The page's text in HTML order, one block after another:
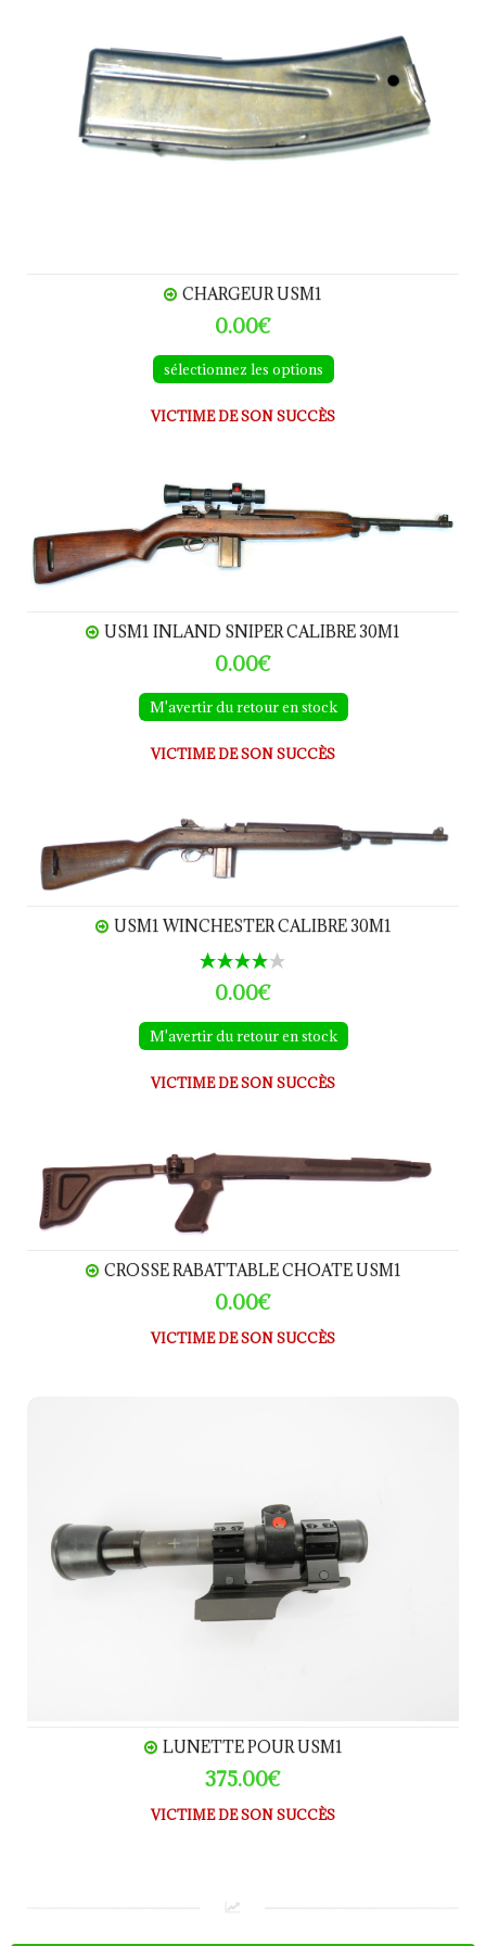
CHARGEUR USM1
0.00€
sélectionnez les options
VICTIME DE SON SUCCÈS
USM1 INLAND Sniper calibre 30M1
USM1 INLAND SNIPER CALIBRE 30M1
0.00€
M'avertir du retour en stock
VICTIME DE SON SUCCÈS
USM1 WINCHESTER calibre 30M1
USM1 WINCHESTER CALIBRE 30M1
0.00€
M'avertir du retour en stock
VICTIME DE SON SUCCÈS
CROSSE RABATTABLE CHOATE USM1
CROSSE RABATTABLE CHOATE USM1
0.00€
VICTIME DE SON SUCCÈS
LUNETTE POUR USM1
375.00€
VICTIME DE SON SUCCÈS